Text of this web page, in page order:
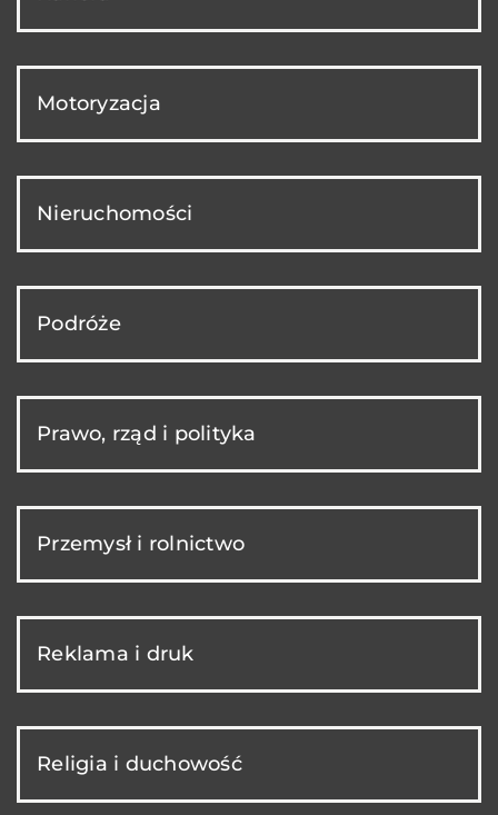
Motoryzacja
Nieruchomości
Podróże
Prawo, rząd i polityka
Przemysł i rolnictwo
Reklama i druk
Religia i duchowość